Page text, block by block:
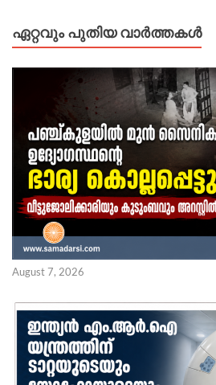
ഏറ്റവും പുതിയ വാർത്തകൾ
August 7, 2026